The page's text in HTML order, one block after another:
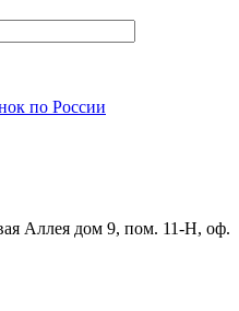
по России
Аллея дом 9, пом. 11-Н, оф.